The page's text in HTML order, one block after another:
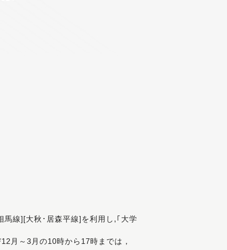
線][大秋･居森平線]を利用し,｢大学
月～3月の10時から17時までは，